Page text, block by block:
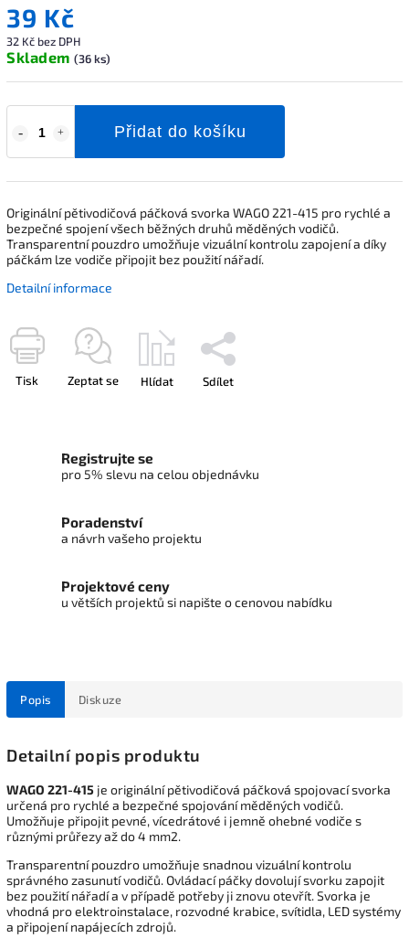
39 Kč
32 Kč bez DPH
Skladem (36 ks)
Přidat do košíku
Originální pětivodičová páčková svorka WAGO 221-415 pro rychlé a
bezpečné spojení všech běžných druhů měděných vodičů.
Transparentní pouzdro umožňuje vizuální kontrolu zapojení a díky
páčkám lze vodiče připojit bez použití nářadí.
Detailní informace
Tisk Zeptat se Hlídat Sdílet
Registrujte se
pro 5% slevu na celou objednávku
Poradenství
a návrh vašeho projektu
Projektové ceny
u větších projektů si napište o cenovou nabídku
Popis Diskuze
Detailní popis produktu
WAGO 221-415 je originální pětivodičová páčková spojovací svorka
určená pro rychlé a bezpečné spojování měděných vodičů.
Umožňuje připojit pevné, vícedrátové i jemně ohebné vodiče s
různými průřezy až do 4 mm2.
Transparentní pouzdro umožňuje snadnou vizuální kontrolu
správného zasunutí vodičů. Ovládací páčky dovolují svorku zapojit
bez použití nářadí a v případě potřeby ji znovu otevřít. Svorka je
vhodná pro elektroinstalace, rozvodné krabice, svítidla, LED systémy
a připojení napájecích zdrojů.